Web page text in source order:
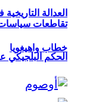
العدالة
الحكم البلجيكي
تقاطعات سياسات
خطاب واهيغويا